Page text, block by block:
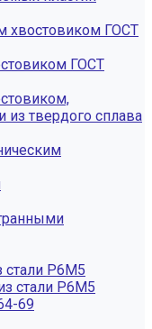
хвостовиком ГОСТ
ГОСТ
твердого сплава
стали Р6М5
стали Р6М5
69